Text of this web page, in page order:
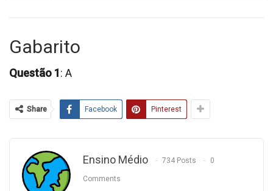
Gabarito
Questão 1: A
Share Facebook Pinterest
Ensino Médio 734 Posts 0
Comments